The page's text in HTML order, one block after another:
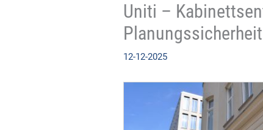
Uniti –
Planungssicherheit
12-12-2025